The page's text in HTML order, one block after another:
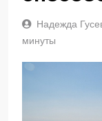
Надежда
минуты